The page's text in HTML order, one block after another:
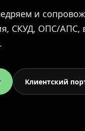
и
СКУД, ОПС/АПС,
Клиентский